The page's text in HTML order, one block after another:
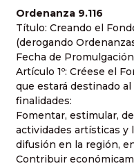
Ordenanza 9.116
Título: Creando el
(derogando
Fecha de
Artículo 1º: Créese el
que estará destinado
finalidades:
Fomentar, estimular,
actividades artísticas y
difusión en la región,
Contribuir